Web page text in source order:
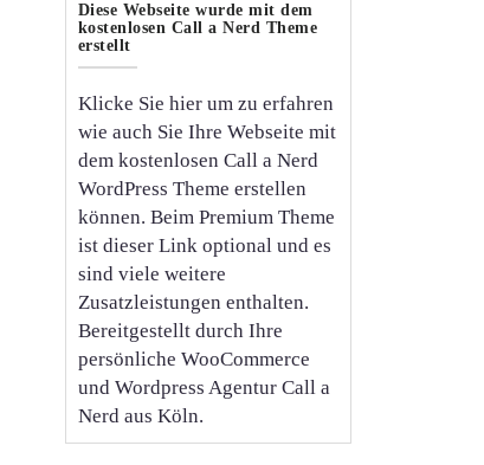
Diese Webseite wurde mit dem
kostenlosen Call a Nerd Theme
erstellt
Klicke Sie hier um zu erfahren
wie auch Sie Ihre Webseite mit
dem kostenlosen Call a Nerd
WordPress Theme erstellen
können. Beim Premium Theme
ist dieser Link optional und es
sind viele weitere
Zusatzleistungen enthalten.
Bereitgestellt durch Ihre
persönliche WooCommerce
und Wordpress Agentur Call a
Nerd aus Köln.